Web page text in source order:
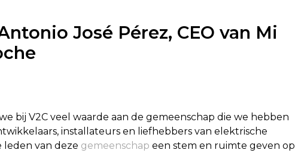
José Pérez, CEO van Mi
bij V2C veel waarde aan de gemeenschap die we hebben
installateurs en liefhebbers van elektrische
leden van deze gemeenschap een stem en ruimte geven op